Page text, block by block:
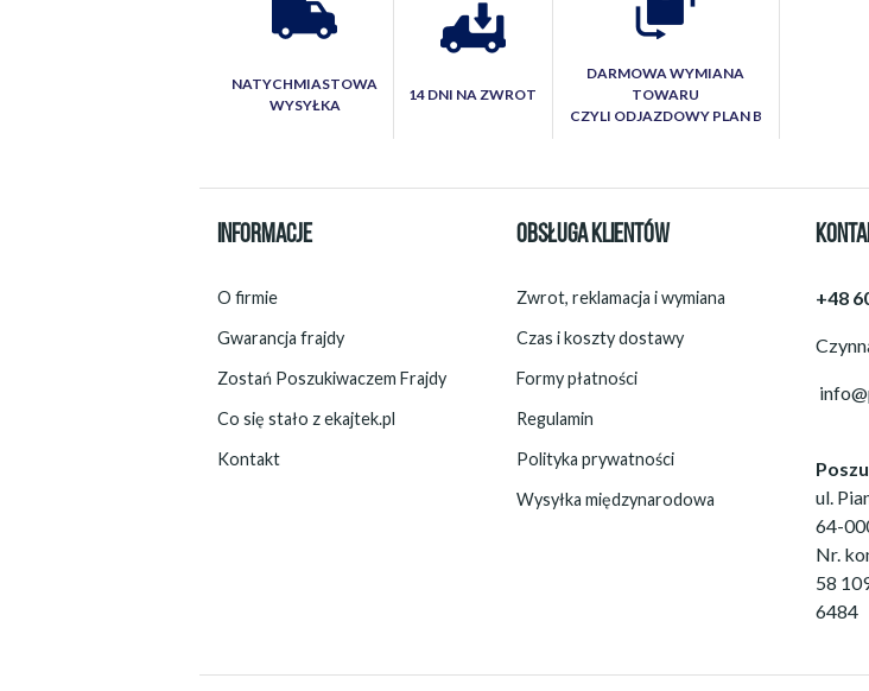
NATYCHMIASTOWA
WYSYŁKA
14 DNI NA ZWROT
DARMOWA WYMIANA
TOWARU
CZYLI ODJAZDOWY PLAN B
INFORMACJE
O firmie
Gwarancja frajdy
Zostań Poszukiwaczem Frajdy
Co się stało z ekajtek.pl
Kontakt
OBSŁUGA KLIENTÓW
Zwrot, reklamacja i wymiana
Czas i koszty dostawy
Formy płatności
Regulamin
Polityka prywatności
Wysyłka międzynarodowa
+48
ul.
64-
Nr.
58
6484